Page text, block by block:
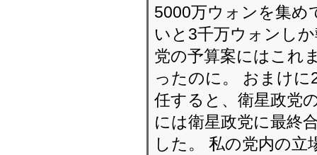
5000万ウォンを集め
いと3千万ウォンし
党の予算案にはこれ
ったのに。 おまけに
任すると、衛星政党
には衛星政党に最終
した。 私の党内の